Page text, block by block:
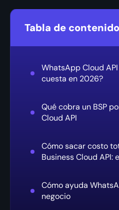
Tabla de
WhatsApp Cloud
cuesta en 2026?
Qué cobra un BSP
Cloud API
Cómo sacar costo
Business Cloud
Cómo ayuda
negocio